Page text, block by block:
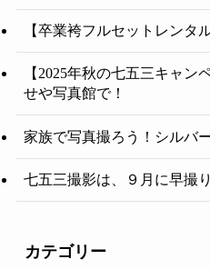
【卒業袴フルセットレンタル
【2025年秋の七五三キャン
せや写真館で！
家族で写真撮ろう！シルバ
七五三撮影は、９月に早撮
カテゴリー